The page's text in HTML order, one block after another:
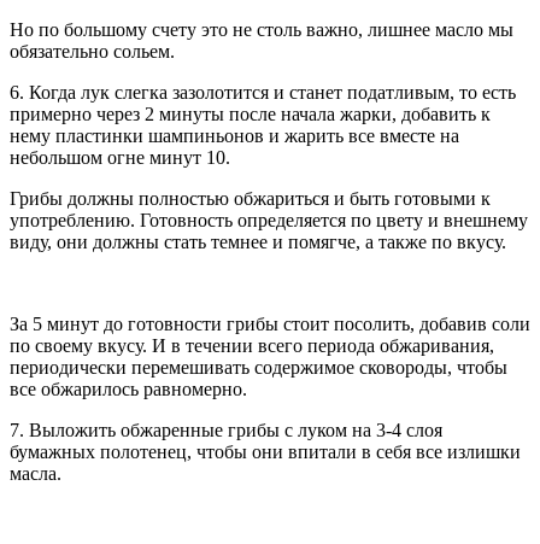
Но по большому счету это не столь важно, лишнее масло мы
обязательно сольем.
6. Когда лук слегка зазолотится и станет податливым, то есть
примерно через 2 минуты после начала жарки, добавить к
нему пластинки шампиньонов и жарить все вместе на
небольшом огне минут 10.
Грибы должны полностью обжариться и быть готовыми к
употреблению. Готовность определяется по цвету и внешнему
виду, они должны стать темнее и помягче, а также по вкусу.
За 5 минут до готовности грибы стоит посолить, добавив соли
по своему вкусу. И в течении всего периода обжаривания,
периодически перемешивать содержимое сковороды, чтобы
все обжарилось равномерно.
7. Выложить обжаренные грибы с луком на 3-4 слоя
бумажных полотенец, чтобы они впитали в себя все излишки
масла.